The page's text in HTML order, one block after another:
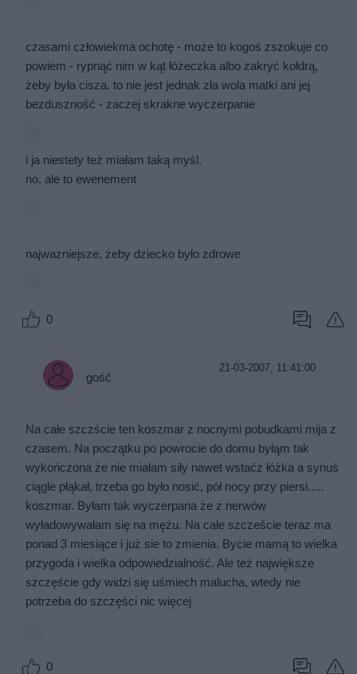
czasami człowiekma ochotę - może to kogoś zszokuje co
powiem - rypnąć nim w kąt łóżeczka albo zakryć kołdrą,
żeby była cisza. to nie jest jednak zła wola matki ani jej
bezduszność - zaczej skrakne wyczerpanie
i ja niestety też miałam taką myśl.
no, ale to ewenement
najwazniejsze, żeby dziecko było zdrowe
0
gość
21-03-2007, 11:41:00
Na całe szczście ten koszmar z nocnymi pobudkami mija z
czasem. Na początku po powrocie do domu byłąm tak
wykończona że nie miałam siły nawet wstaćz łóżka a synuś
ciągle płąkał, trzeba go było nosić, pół nocy przy piersi.....
koszmar. Byłam tak wyczerpana że z nerwów
wyładowywałam się na mężu. Na całe szczeście teraz ma
ponad 3 miesiące i już sie to zmienia. Bycie mamą to wielka
przygoda i wielka odpowiedzialność. Ale też największe
szczęście gdy widzi się uśmiech malucha, wtedy nie
potrzeba do szczęści nic więcej
0